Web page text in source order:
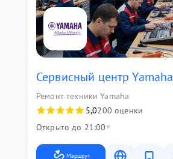
Сервисный центр Yamaha
Ремонт техники Yamaha
5,0200 оценки
Открыто до 21:00
Маршрут